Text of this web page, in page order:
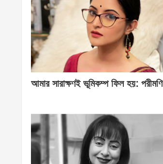
আমার সারাক্ষণই ভূমিকম্প ফিল হয়: পরীমণি